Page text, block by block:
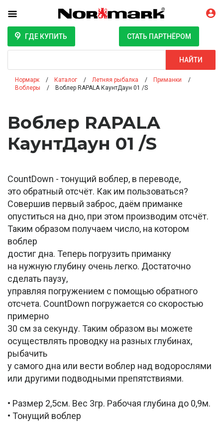
ГДЕ КУПИТЬ СТАТЬ ПАРТНЁРОМ
НАЙТИ
Нормарк Каталог Летняя рыбалка
Приманки
Воблеры
Воблер RAPALA КаунтДаун 01 /S
Воблер RAPALA
КаунтДаун 01 /S
CountDown - тонущий воблер, в переводе,
это обратный отсчёт. Как им пользоваться?
Совершив первый заброс, даём приманке
опуститься на дно, при этом производим отсчёт.
Таким образом получаем число, на котором
воблер
достиг дна. Теперь погрузить приманку
на нужную глубину очень легко. Достаточно
сделать паузу,
управляя погружением с помощью обратного
отсчета. CountDown погружается со скоростью
примерно
30 см за секунду. Таким образом вы можете
осуществлять проводку на разных глубинах,
рыбачить
у самого дна или вести воблер над водорослями
или другими подводными препятствиями.
• Размер 2,5см. Вес 3гр. Рабочая глубина до 0,9м.
• Тонущий воблер